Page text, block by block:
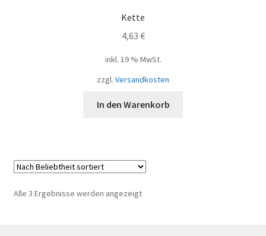
Kette
4,63 €
inkl. 19 % MwSt.
zzgl. Versandkosten
In den Warenkorb
Alle 3 Ergebnisse werden angezeigtNach